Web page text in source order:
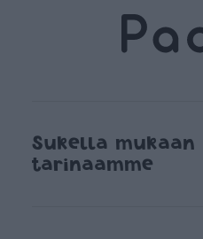
Sukella mukaan
tarinaamme